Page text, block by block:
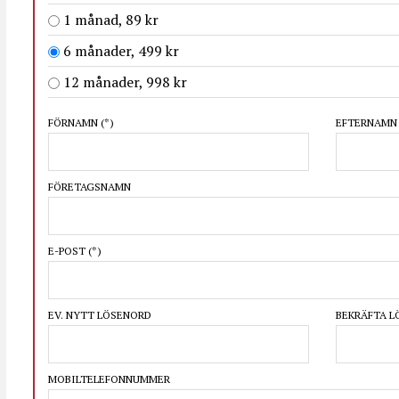
1 månad, 89 kr
6 månader, 499 kr
12 månader, 998 kr
FÖRNAMN (*) EFTERNAMN
FÖRETAGSNAMN
E-POST (*)
EV. NYTT LÖSENORD BEKRÄFTA
MOBILTELEFONNUMMER